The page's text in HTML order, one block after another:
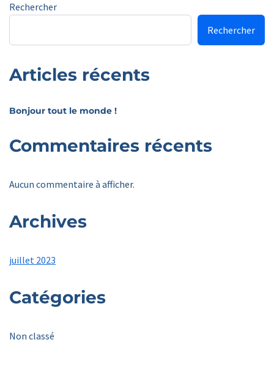
Rechercher
Rechercher
Articles récents
Bonjour tout le monde !
Commentaires récents
Aucun commentaire à afficher.
Archives
juillet 2023
Catégories
Non classé